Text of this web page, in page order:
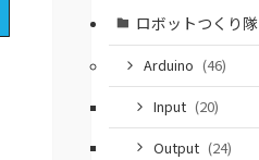
ロボットつくり隊
Arduino (46)
Input (20)
Output (24)